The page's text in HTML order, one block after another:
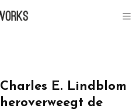
Charles E. Lindblom
heroverweegt de